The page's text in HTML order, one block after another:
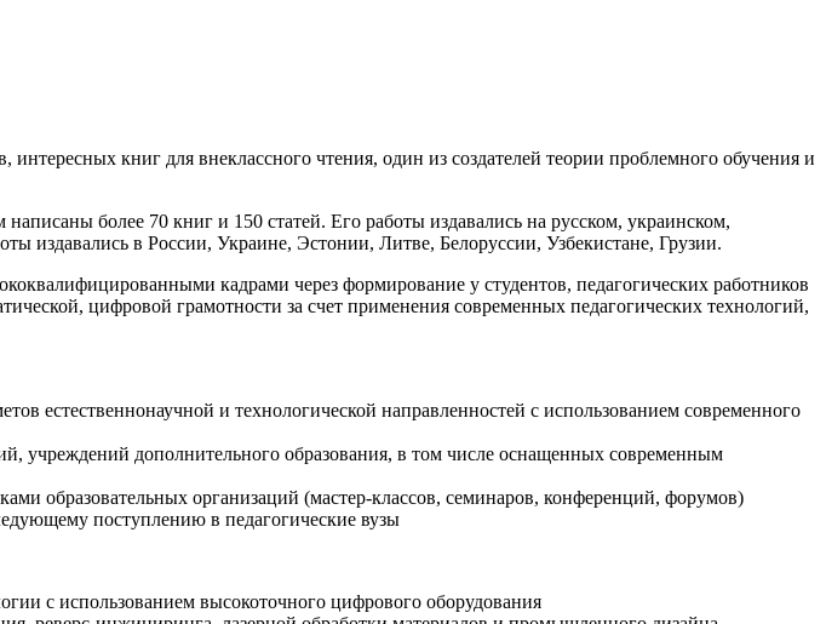
книг для внеклассного чтения, один из создателей теории проблемного обучения и
более 70 книг и 150 статей. Его работы издавались на русском, украинском,
издавались в России, Украине, Эстонии, Литве, Белоруссии, Узбекистане, Грузии.
кадрами через формирование у студентов, педагогических работников
цифровой грамотности за счет применения современных педагогических технологий,
естественнонаучной и технологической направленностей с использованием современного
учреждений дополнительного образования, в том числе оснащенных современным
образовательных организаций (мастер-классов, семинаров, конференций, форумов)
поступлению в педагогические вузы
с использованием высокоточного цифрового оборудования